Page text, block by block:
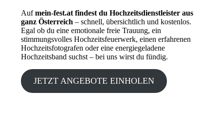
Aufmein-fest.at findest du Hochzeitsdienstleister aus
ganz Österreich– schnell, übersichtlich und kostenlos.
Egal ob du eine emotionale freie Trauung, ein
stimmungsvolles Hochzeitsfeuerwerk, einen erfahrenen
Hochzeitsfotografen oder eine energiegeladene
Hochzeitsband suchst – bei uns wirst du fündig.
JETZT ANGEBOTE EINHOLEN